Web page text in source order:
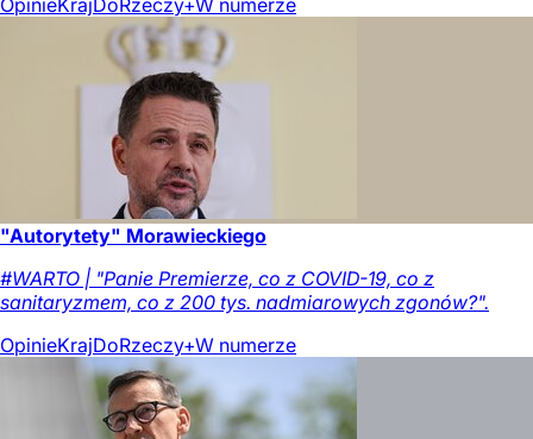
"Autorytety" Morawieckiego
#WARTO | "Panie Premierze, co z COVID-19, co z
sanitaryzmem, co z 200 tys. nadmiarowych zgonów?".
OpinieKrajDoRzeczy+W numerze